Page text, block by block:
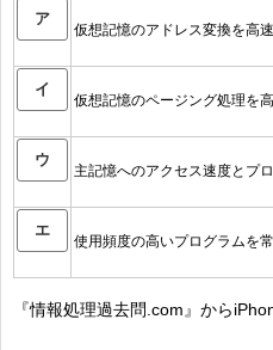
ア
仮想記憶のアドレス変換を高速
イ
仮想記憶のページング処理を高
ウ
主記憶へのアクセス速度とプ
エ
使用頻度の高いプログラムを常
『情報処理過去問.com』から